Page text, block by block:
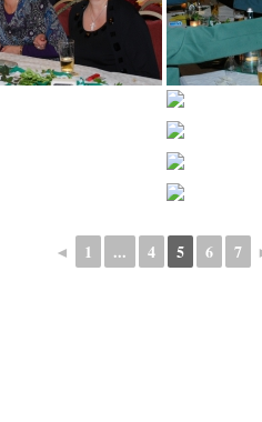
◄ 1 ... 4 5 6 7